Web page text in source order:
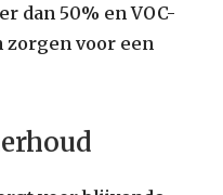
dan 50% en VOC-
voor een